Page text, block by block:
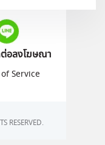
อลงโฆษณา
Service
RESERVED.